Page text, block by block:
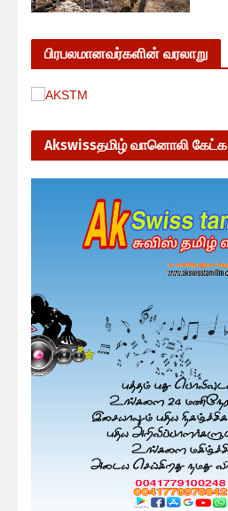
பிரபலமானவர்களின் வரலாறு
Akswissதமிழ் வானொலி கேட்க